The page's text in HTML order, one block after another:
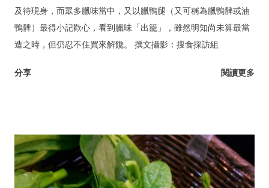
及待現身，而眾多臘味當中，又以臘鴨腿（又可稱為臘鴨髀或油
鴨髀）最得小記歡心，看到臘味「出籠」，雖然明知尚未算最當
造之時，但仍忍不住買來解饞。 撰文攝影：搜食採訪組
分享 閱讀更多